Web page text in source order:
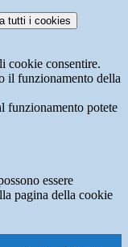
tutti i cookies
cookie consentire.
il funzionamento della
funzionamento potete
essere
pagina della cookie